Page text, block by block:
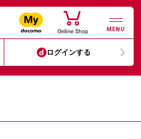
MENU
ログインする